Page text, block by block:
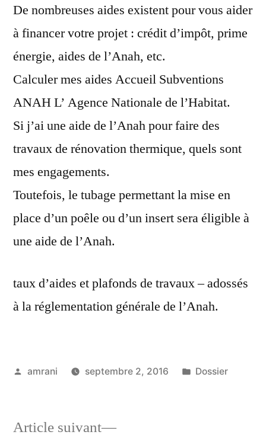
De nombreuses aides existent pour vous aider
à financer votre projet : crédit d’impôt, prime
énergie, aides de l’Anah, etc.
Calculer mes aides Accueil Subventions
ANAH L’ Agence Nationale de l’Habitat.
Si j’ai une aide de l’Anah pour faire des
travaux de rénovation thermique, quels sont
mes engagements.
Toutefois, le tubage permettant la mise en
place d’un poêle ou d’un insert sera éligible à
une aide de l’Anah.
taux d’aides et plafonds de travaux – adossés
à la réglementation générale de l’Anah.
Publié
amrani septembre 2, 2016
Publié
Dossier
Article suivant
Article